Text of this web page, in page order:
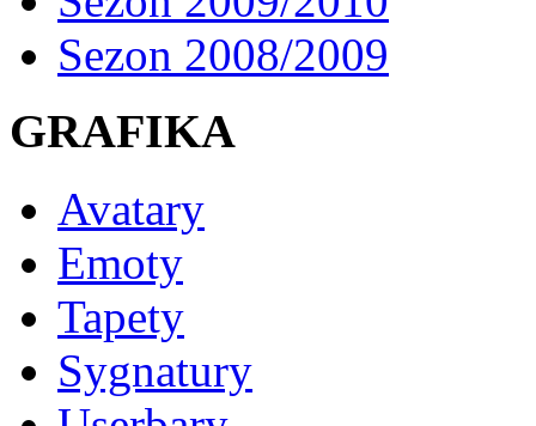
Sezon 2008/2009
GRAFIKA
Avatary
Emoty
Tapety
Sygnatury